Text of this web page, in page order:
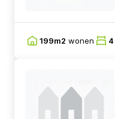
199m2 wonen 4